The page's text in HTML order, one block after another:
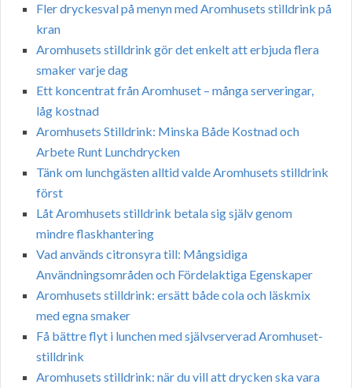
Fler dryckesval på menyn med Aromhusets stilldrink på
kran
Aromhusets stilldrink gör det enkelt att erbjuda flera
smaker varje dag
Ett koncentrat från Aromhuset – många serveringar,
låg kostnad
Aromhusets Stilldrink: Minska Både Kostnad och
Arbete Runt Lunchdrycken
Tänk om lunchgästen alltid valde Aromhusets stilldrink
först
Låt Aromhusets stilldrink betala sig själv genom
mindre flaskhantering
Vad används citronsyra till: Mångsidiga
Användningsområden och Fördelaktiga Egenskaper
Aromhusets stilldrink: ersätt både cola och läskmix
med egna smaker
Få bättre flyt i lunchen med självserverad Aromhuset-
stilldrink
Aromhusets stilldrink: när du vill att drycken ska vara